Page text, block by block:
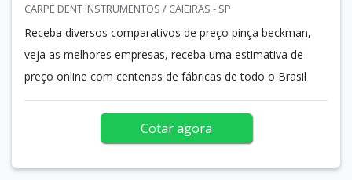
CARPE DENT INSTRUMENTOS / CAIEIRAS - SP
Receba diversos comparativos de preço pinça beckman,
veja as melhores empresas, receba uma estimativa de
preço online com centenas de fábricas de todo o Brasil
Cotar agora